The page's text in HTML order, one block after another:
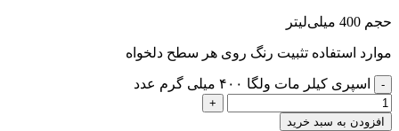
حجم 400 میلی‌لیتر
موارد استفاده تثبیت رنگ روی هر سطح دلخواه
اسپری کیلر مات ولگا ۴۰۰ میلی گرم عدد
افزودن به سبد خرید